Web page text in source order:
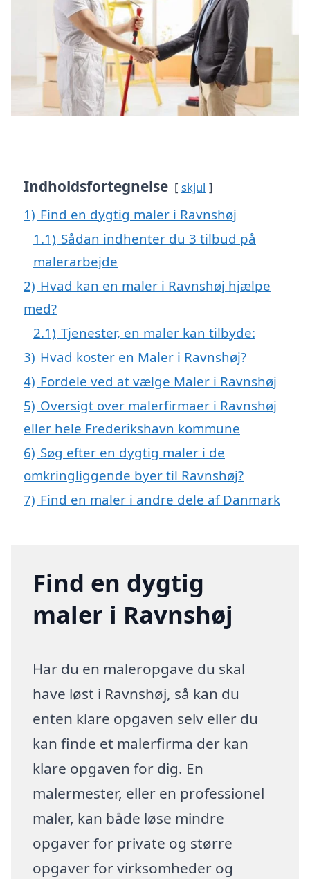
Indholdsfortegnelse skjul
1) Find en dygtig maler i Ravnshøj
1.1) Sådan indhenter du 3 tilbud på
malerarbejde
2) Hvad kan en maler i Ravnshøj hjælpe
med?
2.1) Tjenester, en maler kan tilbyde:
3) Hvad koster en Maler i Ravnshøj?
4) Fordele ved at vælge Maler i Ravnshøj
5) Oversigt over malerfirmaer i Ravnshøj
eller hele Frederikshavn kommune
6) Søg efter en dygtig maler i de
omkringliggende byer til Ravnshøj?
7) Find en maler i andre dele af Danmark
Find en dygtig
maler i Ravnshøj
Har du en maleropgave du skal
have løst i Ravnshøj, så kan du
enten klare opgaven selv eller du
kan finde et malerfirma der kan
klare opgaven for dig. En
malermester, eller en professionel
maler, kan både løse mindre
opgaver for private og større
opgaver for virksomheder og